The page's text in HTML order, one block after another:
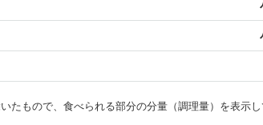
たもので、食べられる部分の分量（調理量）を表示し